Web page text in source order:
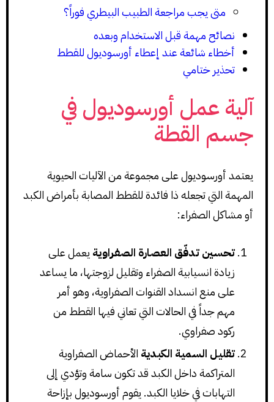
متى يجب مراجعة الطبيب البيطري فوراً؟
نصائح مهمة قبل الاستخدام وبعده
أخطاء شائعة عند إعطاء أورسوديول للقطط
تحذير ختامي
آلية عمل أورسوديول في
جسم القطة
يعتمد أورسوديول على مجموعة من الآليات الحيوية
المهمة التي تجعله ذا فائدة للقطط المصابة بأمراض الكبد
أو مشاكل الصفراء:
تحسين تدفّق العصارة الصفراوية يعمل على
زيادة انسيابية الصفراء وتقليل لزوجتها، ما يساعد
على منع انسداد القنوات الصفراوية، وهو أمر
مهم جداً في الحالات التي تعاني فيها القطط من
ركود صفراوي.
تقليل السمية الكبدية الأحماض الصفراوية
المتراكمة داخل الكبد قد تكون سامة وتؤدي إلى
التهابات في خلايا الكبد. يقوم أورسوديول بإزاحة